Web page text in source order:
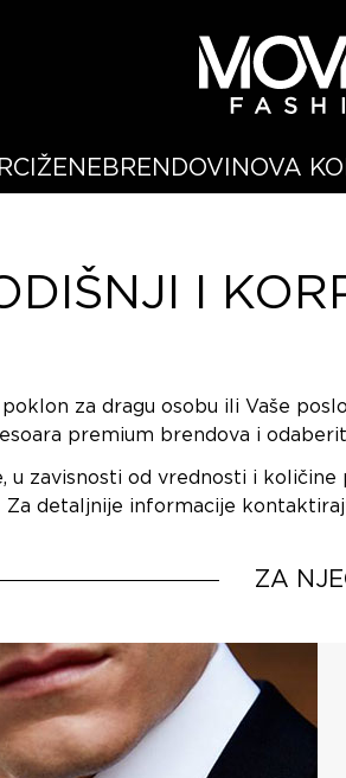
ŽENE BRENDOVI NOVA
I
za dragu osobu ili Vaše
premium brendova i
u zavisnosti od vrednosti i količine
Za detaljnije informacije
ZA